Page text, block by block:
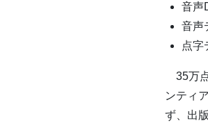
音声
音声
点字
35万
ンティ
ず、出